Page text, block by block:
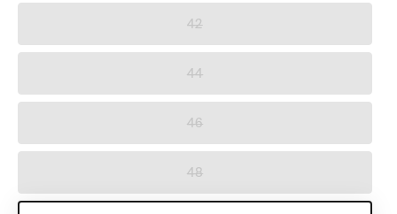
42
44
46
48